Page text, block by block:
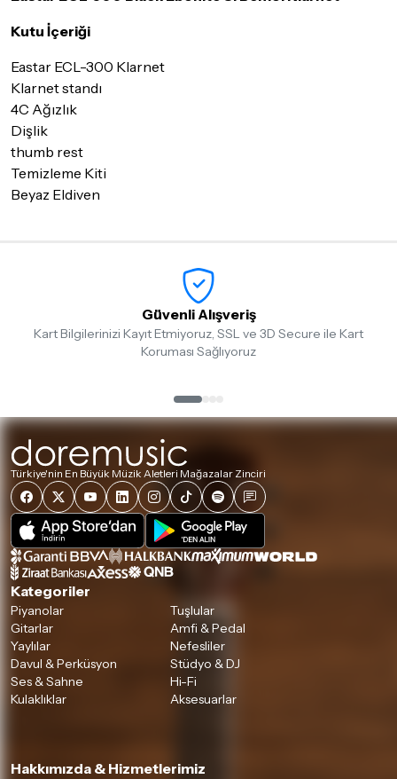
geçerek bilgi veriniz.
İade ve değişim koşulları, ürün kategorilerine göre farklılık
gösterebilir. Lütfen satın almadan önce ilgili ürünün
iade/değişim şartlarını kontrol ettiğinizden emin olun.
Detaylar için
Kutu İçeriği
Eastar ECL-300 Klarnet
Klarnet standı
4C Ağızlık
Dişlik
thumb rest
Temizleme Kiti
Beyaz Eldiven
Güvenli Alışveriş
Kart Bilgilerinizi Kayıt Etmiyoruz, SSL ve 3D Secure ile Kart
Koruması Sağlıyoruz
Türkiye'nin En Büyük Müzik Aletleri Mağazalar Zinciri
Kategoriler
Piyanolar
Tuşlular
Gitarlar
Amfi & Pedal
Yaylılar
Nefesliler
Davul & Perküsyon
Stüdyo & DJ
Ses & Sahne
Hi-Fi
Kulaklıklar
Aksesuarlar
Hakkımızda & Hizmetlerimiz